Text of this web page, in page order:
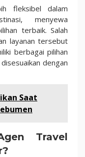
fleksibel dalam
menyewa
terbaik. Salah
layanan tersebut
berbagai pilihan
dengan
Saat
Travel